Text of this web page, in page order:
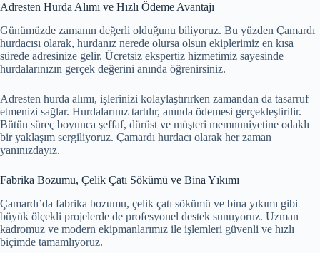
Adresten Hurda Alımı ve Hızlı Ödeme Avantajı
Günümüzde zamanın değerli olduğunu biliyoruz. Bu yüzden Çamardı
hurdacısı olarak, hurdanız nerede olursa olsun ekiplerimiz en kısa
sürede adresinize gelir. Ücretsiz ekspertiz hizmetimiz sayesinde
hurdalarınızın gerçek değerini anında öğrenirsiniz.
Adresten hurda alımı, işlerinizi kolaylaştırırken zamandan da tasarruf
etmenizi sağlar. Hurdalarınız tartılır, anında ödemesi gerçekleştirilir.
Bütün süreç boyunca şeffaf, dürüst ve müşteri memnuniyetine odaklı
bir yaklaşım sergiliyoruz. Çamardı hurdacı olarak her zaman
yanınızdayız.
Fabrika Bozumu, Çelik Çatı Sökümü ve Bina Yıkımı
Çamardı’da fabrika bozumu, çelik çatı sökümü ve bina yıkımı gibi
büyük ölçekli projelerde de profesyonel destek sunuyoruz. Uzman
kadromuz ve modern ekipmanlarımız ile işlemleri güvenli ve hızlı
biçimde tamamlıyoruz.